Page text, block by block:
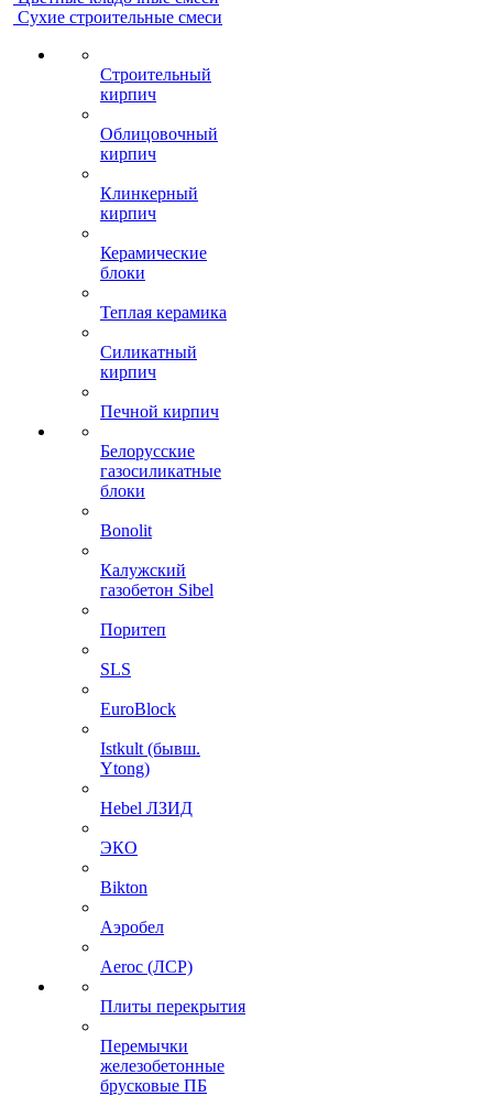
Сухие строительные смеси
Строительный
кирпич
Облицовочный
кирпич
Клинкерный
кирпич
Керамические
блоки
Теплая керамика
Силикатный
кирпич
Печной кирпич
Белорусские
газосиликатные
блоки
Bonolit
Калужский
газобетон Sibel
Поритеп
SLS
EuroBlock
Istkult (бывш.
Ytong)
Hebel ЛЗИД
ЭКО
Bikton
Аэробел
Aeroc (ЛСР)
Плиты перекрытия
Перемычки
железобетонные
брусковые ПБ